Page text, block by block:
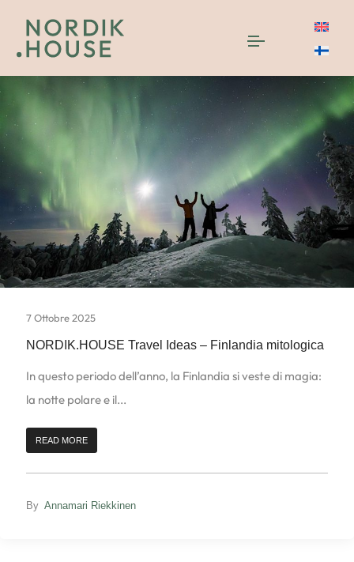
7 Ottobre 2025
NORDIK.HOUSE Travel Ideas – Finlandia mitologica
In questo periodo dell’anno, la Finlandia si veste di magia:
la notte polare e il...
READ MORE
By Annamari Riekkinen